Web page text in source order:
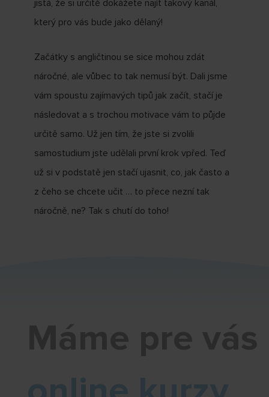
jistá, že si určitě dokážete najít takový kanál,
který pro vás bude jako dělaný!
Začátky s angličtinou se sice mohou zdát
náročné, ale vůbec to tak nemusí být. Dali jsme
vám spoustu zajímavých tipů jak začít, stačí je
následovat a s trochou motivace vám to půjde
určitě samo. Už jen tím, že jste si zvolili
samostudium jste udělali první krok vpřed. Teď
už si v podstatě jen stačí ujasnit, co, jak často a
z čeho se chcete učit … to přece nezní tak
náročně, ne? Tak s chutí do toho!